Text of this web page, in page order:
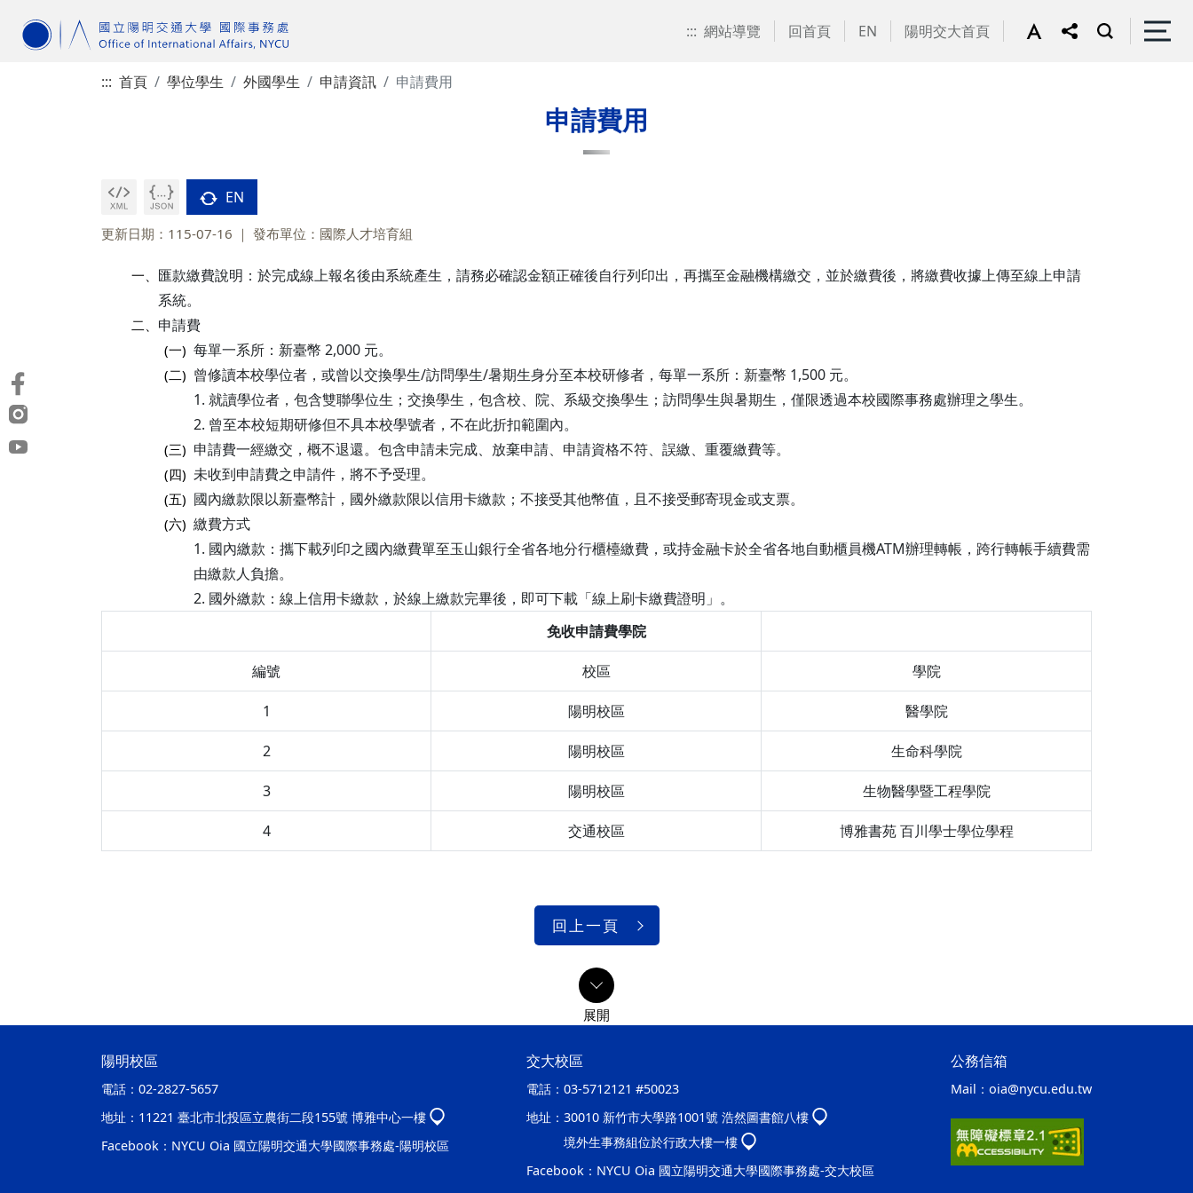
::: 網站導覽 回首頁 EN 陽明交大首頁
::: 首頁 學位學生 外國學生 申請資訊 申請費用
申請費用
EN
更新日期：115-07-16 發布單位：國際人才培育組
一、 匯款繳費說明：於完成線上報名後由系統產生，請務必確認金額正確後自行列印出，再攜至金融機構繳交，並於繳費後，將繳費收據上傳至線上申請
系統。
二、 申請費
(一) 每單一系所：新臺幣 2,000 元。
(二) 曾修讀本校學位者，或曾以交換學生/訪問學生/暑期生身分至本校研修者，每單一系所：新臺幣 1,500 元。
1. 就讀學位者，包含雙聯學位生；交換學生，包含校、院、系級交換學生；訪問學生與暑期生，僅限透過本校國際事務處辦理之學生。
2. 曾至本校短期研修但不具本校學號者，不在此折扣範圍內。
(三) 申請費一經繳交，概不退還。包含申請未完成、放棄申請、申請資格不符、誤繳、重覆繳費等。
(四) 未收到申請費之申請件，將不予受理。
(五) 國內繳款限以新臺幣計，國外繳款限以信用卡繳款；不接受其他幣值，且不接受郵寄現金或支票。
(六) 繳費方式
1. 國內繳款：攜下載列印之國內繳費單至玉山銀行全省各地分行櫃檯繳費，或持金融卡於全省各地自動櫃員機ATM辦理轉帳，跨行轉帳手續費需
由繳款人負擔。
2. 國外繳款：線上信用卡繳款，於線上繳款完畢後，即可下載「線上刷卡繳費證明」。
免收申請費學院
編號 校區 學院
1 陽明校區 醫學院
2 陽明校區 生命科學院
3 陽明校區 生物醫學暨工程學院
4 交通校區 博雅書苑 百川學士學位學程
回上一頁
陽明校區
電話： 02-2827-5657
地址： 11221 臺北市北投區立農街二段155號 博雅中心一樓
Facebook： NYCU Oia 國立陽明交通大學國際事務處-陽明校區
交大校區
電話： 03-5712121 #50023
地址： 30010 新竹市大學路1001號 浩然圖書館八樓
境外生事務組位於行政大樓一樓
Facebook： NYCU Oia 國立陽明交通大學國際事務處-交大校區
公務信箱
Mail： oia@nycu.edu.tw